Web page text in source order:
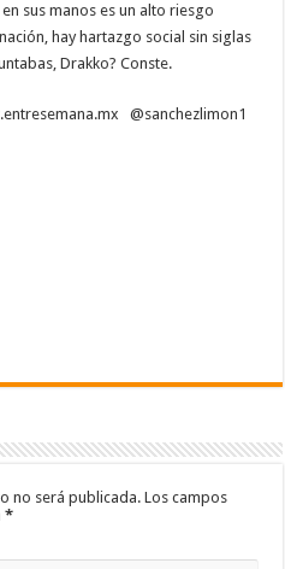
sus manos es un alto riesgo
hay hartazgo social sin siglas
Drakko? Conste.
@sanchezlimon1
no será publicada. Los campos
*